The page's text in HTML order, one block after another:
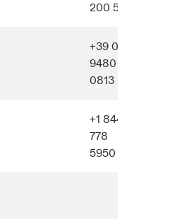
200 512
+39 06
9480
0813
+1 844
778
5950